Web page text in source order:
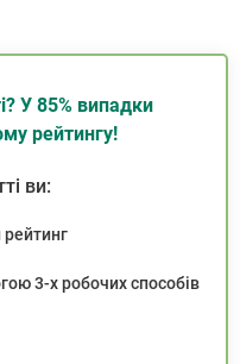
У 85% випадки
рейтингу!
ви:
рейтинг
3-х робочих способів